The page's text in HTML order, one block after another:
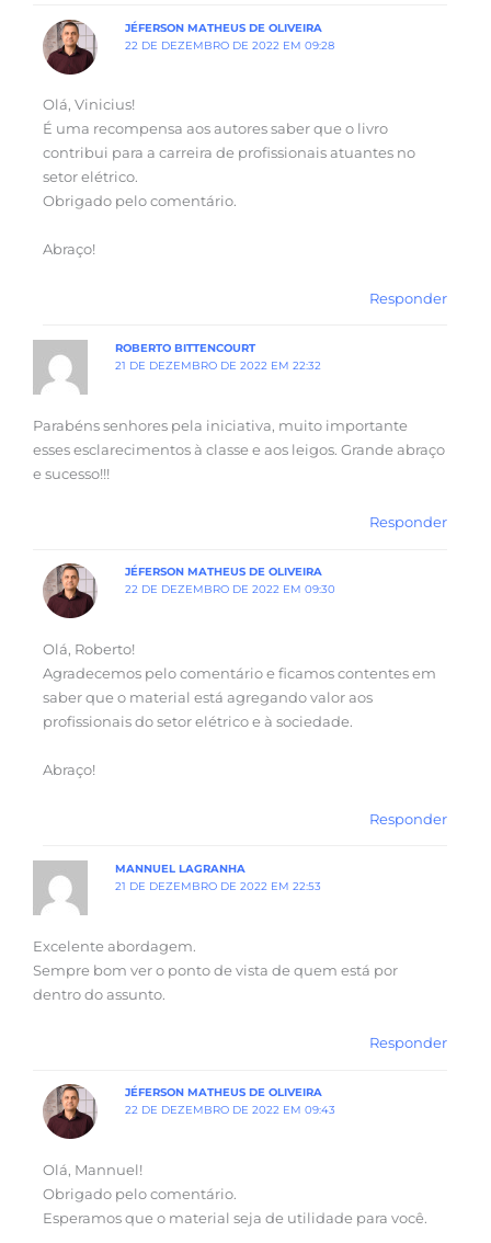
JÉFERSON MATHEUS DE OLIVEIRA
22 DE DEZEMBRO DE 2022 EM 09:28
Olá, Vinicius!
É uma recompensa aos autores saber que o livro
contribui para a carreira de profissionais atuantes no
setor elétrico.
Obrigado pelo comentário.
Abraço!
Responder
ROBERTO BITTENCOURT
21 DE DEZEMBRO DE 2022 EM 22:32
Parabéns senhores pela iniciativa, muito importante
esses esclarecimentos à classe e aos leigos. Grande abraço
e sucesso!!!
Responder
JÉFERSON MATHEUS DE OLIVEIRA
22 DE DEZEMBRO DE 2022 EM 09:30
Olá, Roberto!
Agradecemos pelo comentário e ficamos contentes em
saber que o material está agregando valor aos
profissionais do setor elétrico e à sociedade.
Abraço!
Responder
MANNUEL LAGRANHA
21 DE DEZEMBRO DE 2022 EM 22:53
Excelente abordagem.
Sempre bom ver o ponto de vista de quem está por
dentro do assunto.
Responder
JÉFERSON MATHEUS DE OLIVEIRA
22 DE DEZEMBRO DE 2022 EM 09:43
Olá, Mannuel!
Obrigado pelo comentário.
Esperamos que o material seja de utilidade para você.